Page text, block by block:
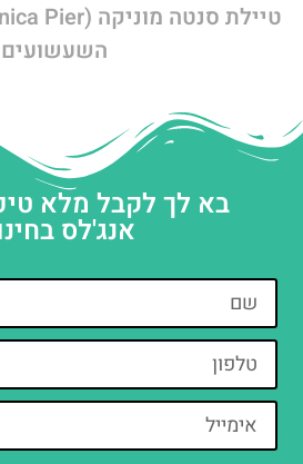
השעשועים
בא לך לקבל מלא
אנג'לס